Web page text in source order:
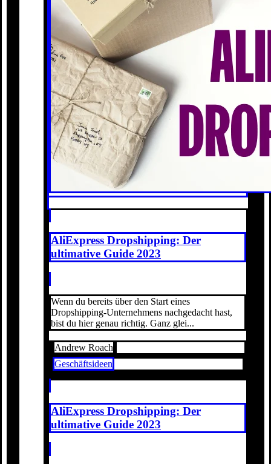
AliExpress Dropshipping: Der
ultimative Guide 2023
Wenn du bereits über den Start eines
Dropshipping-Unternehmens nachgedacht hast,
bist du hier genau richtig. Ganz glei...
Andrew Roach
Geschäftsideen
AliExpress Dropshipping: Der
ultimative Guide 2023